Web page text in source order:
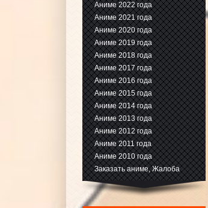
Аниме 2022 года
Аниме 2021 года
Аниме 2020 года
Аниме 2019 года
Аниме 2018 года
Аниме 2017 года
Аниме 2016 года
Аниме 2015 года
Аниме 2014 года
Аниме 2013 года
Аниме 2012 года
Аниме 2011 года
Аниме 2010 года
Заказать аниме, Жалоба